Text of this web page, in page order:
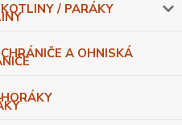
KOTLINY / PARÁKY
CHRÁNIČE A OHNISKÁ
HORÁKY